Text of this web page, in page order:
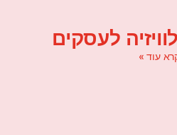
לעסקים
עוד »